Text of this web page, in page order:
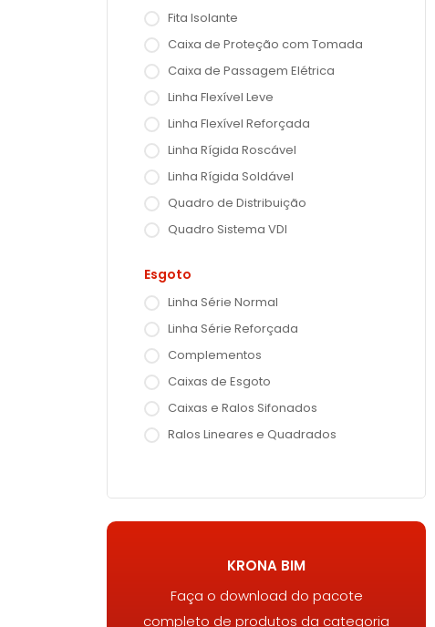
Fita Isolante
Caixa de Proteção com Tomada
Caixa de Passagem Elétrica
Linha Flexível Leve
Linha Flexível Reforçada
Linha Rígida Roscável
Linha Rígida Soldável
Quadro de Distribuição
Quadro Sistema VDI
Esgoto
Linha Série Normal
Linha Série Reforçada
Complementos
Caixas de Esgoto
Caixas e Ralos Sifonados
Ralos Lineares e Quadrados
KRONA BIM
Faça o download do pacote
completo de produtos da categoria